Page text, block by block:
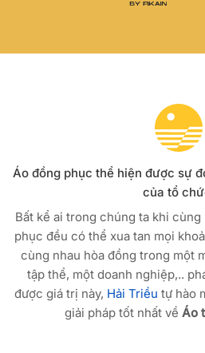
Áo đồng phục thể hiện được sự
của tổ
Bất kể ai trong chúng ta khi
phục đều có thể xua tan mọi
cùng nhau hòa đồng trong một
tập thể, một doanh nghiệp,..
được giá trị này, Hải Triều tự hào
giải pháp tốt nhất về Áo